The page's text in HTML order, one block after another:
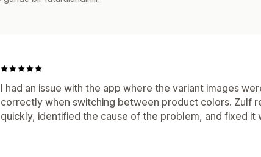
I had an issue with the app where the variant images
correctly when switching between product colors. Zulf
quickly, identified the cause of the problem, and fixed it